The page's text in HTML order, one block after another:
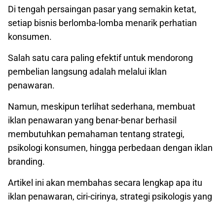
Di tengah persaingan pasar yang semakin ketat,
setiap bisnis berlomba-lomba menarik perhatian
konsumen.
Salah satu cara paling efektif untuk mendorong
pembelian langsung adalah melalui iklan
penawaran.
Namun, meskipun terlihat sederhana, membuat
iklan penawaran yang benar-benar berhasil
membutuhkan pemahaman tentang strategi,
psikologi konsumen, hingga perbedaan dengan iklan
branding.
Artikel ini akan membahas secara lengkap apa itu
iklan penawaran, ciri-cirinya, strategi psikologis yang